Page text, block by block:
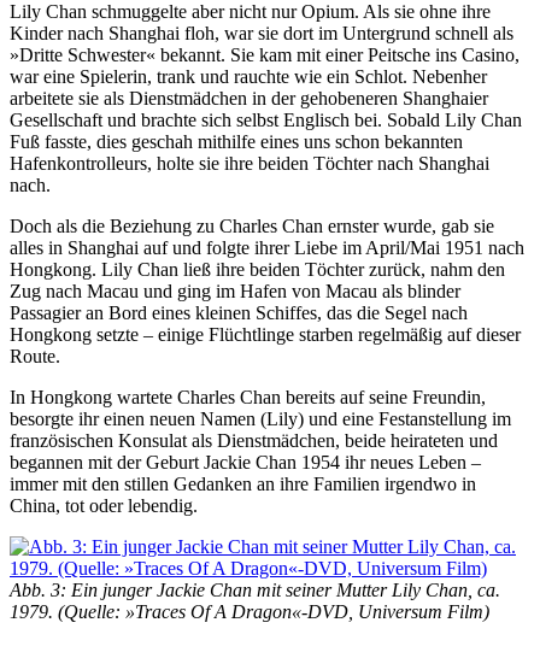
Lily Chan schmuggelte aber nicht nur Opium. Als sie ohne ihre
Kinder nach Shanghai floh, war sie dort im Untergrund schnell als
»Dritte Schwester« bekannt. Sie kam mit einer Peitsche ins Casino,
war eine Spielerin, trank und rauchte wie ein Schlot. Nebenher
arbeitete sie als Dienstmädchen in der gehobeneren Shanghaier
Gesellschaft und brachte sich selbst Englisch bei. Sobald Lily Chan
Fuß fasste, dies geschah mithilfe eines uns schon bekannten
Hafenkontrolleurs, holte sie ihre beiden Töchter nach Shanghai
nach.
Doch als die Beziehung zu Charles Chan ernster wurde, gab sie
alles in Shanghai auf und folgte ihrer Liebe im April/Mai 1951 nach
Hongkong. Lily Chan ließ ihre beiden Töchter zurück, nahm den
Zug nach Macau und ging im Hafen von Macau als blinder
Passagier an Bord eines kleinen Schiffes, das die Segel nach
Hongkong setzte – einige Flüchtlinge starben regelmäßig auf dieser
Route.
In Hongkong wartete Charles Chan bereits auf seine Freundin,
besorgte ihr einen neuen Namen (Lily) und eine Festanstellung im
französischen Konsulat als Dienstmädchen, beide heirateten und
begannen mit der Geburt Jackie Chan 1954 ihr neues Leben –
immer mit den stillen Gedanken an ihre Familien irgendwo in
China, tot oder lebendig.
Abb. 3: Ein junger Jackie Chan mit seiner Mutter Lily Chan, ca.
1979. (Quelle: »Traces Of A Dragon«-DVD, Universum Film)